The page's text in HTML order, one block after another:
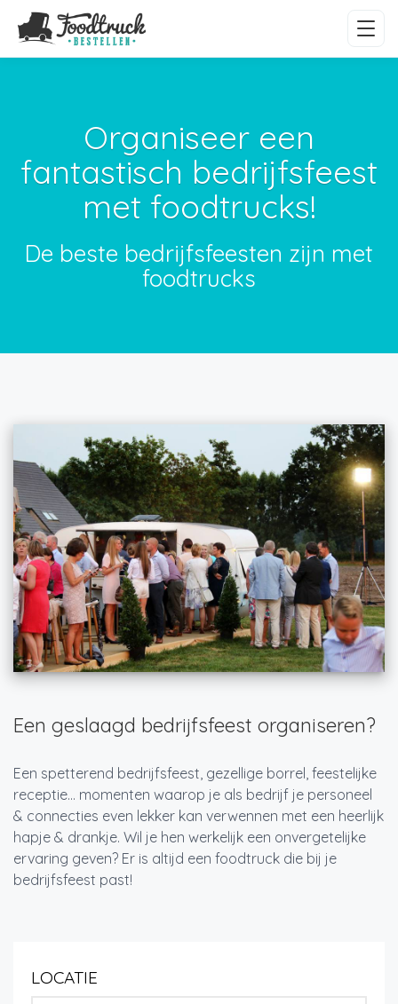
Organiseer een
fantastisch bedrijfsfeest
met foodtrucks!
De beste bedrijfsfeesten zijn met
foodtrucks
Een geslaagd bedrijfsfeest organiseren?
Een spetterend bedrijfsfeest, gezellige borrel, feestelijke
receptie… momenten waarop je als bedrijf je personeel
& connecties even lekker kan verwennen met een heerlijk
hapje & drankje. Wil je hen werkelijk een onvergetelijke
ervaring geven? Er is altijd een foodtruck die bij je
bedrijfsfeest past!
LOCATIE